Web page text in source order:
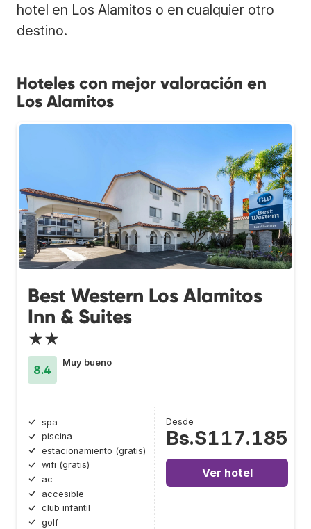
hotel en Los Alamitos o en cualquier otro
destino.
Hoteles con mejor valoración en
Los Alamitos
Best Western Los Alamitos
Inn & Suites
★★
8.4
Muy bueno
spa
piscina
estacionamiento (gratis)
wifi (gratis)
ac
accesible
club infantil
golf
Desde
Bs.S117.185
Ver hotel